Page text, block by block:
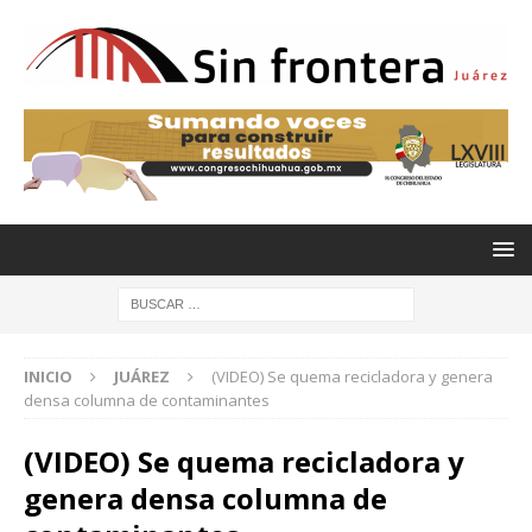
INICIO JUÁREZ
(VIDEO) Se quema recicladora y genera
densa columna de contaminantes
(VIDEO) Se quema recicladora y
genera densa columna de